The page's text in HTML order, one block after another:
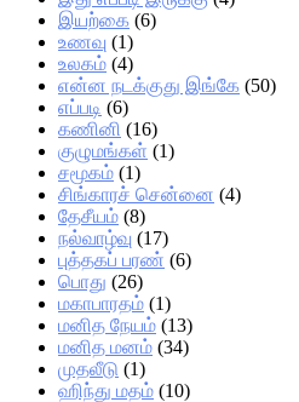
இயற்கை (6)
உணவு (1)
உலகம் (4)
என்ன நடக்குது இங்கே (50)
எப்படி (6)
கணினி (16)
குழுமங்கள் (1)
சமூகம் (1)
சிங்காரச் சென்னை (4)
தேசீயம் (8)
நல்வாழ்வு (17)
புத்தகப் பரண் (6)
பொது (26)
மகாபாரதம் (1)
மனித நேயம் (13)
மனித மனம் (34)
முதலீடு (1)
ஹிந்து மதம் (10)